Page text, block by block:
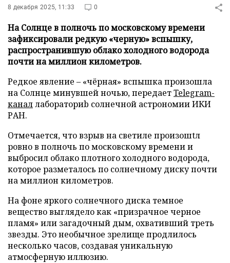
8 декабря 2025, 11:33 0
На Солнце в полночь по московскому времени
зафиксировали редкую «черную» вспышку,
распространившую облако холодного водорода
почти на миллион километров.
Редкое явление – «чёрная» вспышка произошла
на Солнце минувшей ночью, передаетTelegram-
каналлабораториb солнечной астрономии ИКИ
РАН.
Отмечается, что взрыв на светиле произошtл
ровно в полночь по московскому времени и
выбросил облако плотного холодного водорода,
которое разметалось по солнечному диску почти
на миллион километров.
На фоне яркого солнечного диска темное
вещество выглядело как «призрачное черное
пламя» или загадочный дым, охвативший треть
звезды. Это необычное зрелище продлилось
несколько часов, создавая уникальную
атмосферную иллюзию.